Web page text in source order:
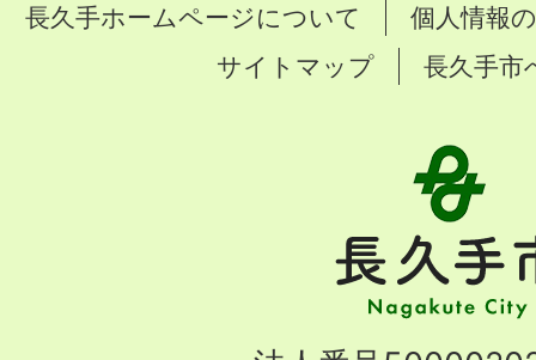
長久手ホームページについて
個人情報
サイトマップ
長久手市
手
市